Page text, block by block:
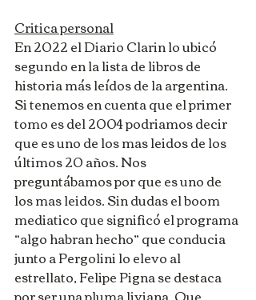
Critica personal
En 2022 el Diario Clarin lo ubicó
segundo en la lista de libros de
historia más leídos de la argentina.
Si tenemos en cuenta que el primer
tomo es del 2004 podriamos decir
que es uno de los mas leidos de los
últimos 20 años. Nos
preguntábamos por que es uno de
los mas leidos. Sin dudas el boom
mediatico que significó el programa
“algo habran hecho” que conducia
junto a Pergolini lo elevo al
estrellato, Felipe Pigna se destaca